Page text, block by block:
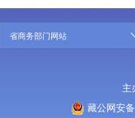
省商务部门网站
主
藏公网安备